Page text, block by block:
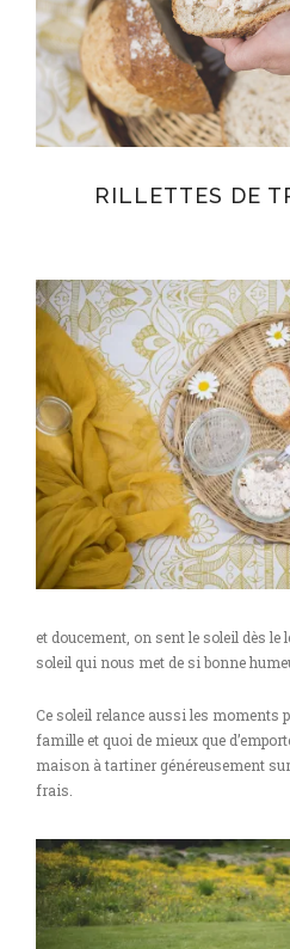
RILLETTES DE
et doucement, on sent le soleil dès le
soleil qui nous met de si bonne
Ce soleil relance aussi les moments
famille et quoi de mieux que
maison à tartiner généreusement
frais.